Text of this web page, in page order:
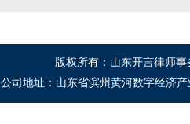
版权所有：山东开言律师
公司地址：山东省滨州黄河数字经济产